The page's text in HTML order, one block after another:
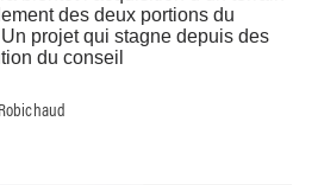
des deux portions du
projet qui stagne depuis des
du conseil